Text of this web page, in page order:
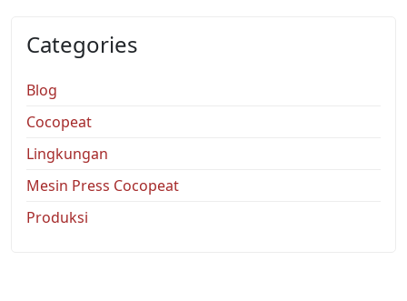
Categories
Blog
Cocopeat
Lingkungan
Mesin Press Cocopeat
Produksi